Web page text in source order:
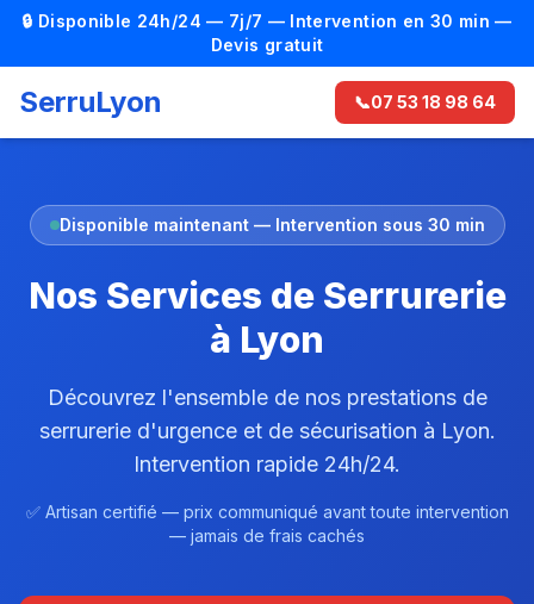
🔒 Disponible 24h/24 — 7j/7 — Intervention en 30 min —
Devis gratuit
SerruLyon 📞07 53 18 98 64
Disponible maintenant — Intervention sous 30 min
Nos Services de Serrurerie
à Lyon
Découvrez l'ensemble de nos prestations de
serrurerie d'urgence et de sécurisation à Lyon.
Intervention rapide 24h/24.
✅ Artisan certifié — prix communiqué avant toute intervention
— jamais de frais cachés